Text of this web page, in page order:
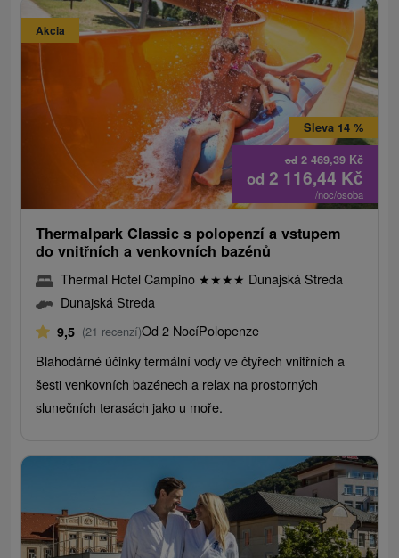
Akcia
od2 469,39Kč
Sleva 14 %
od 2 116,44 Kč
/noc/osoba
Thermalpark Classic s polopenzí a vstupem
do vnitřních a venkovních bazénů
Thermal Hotel Campino ★★★★ Dunajská Streda
Dunajská Streda
9,5 (21 recenzí)Od 2 NocíPolopenze
Blahodárné účinky termální vody ve čtyřech vnitřních a
šesti venkovních bazénech a relax na prostorných
slunečních terasách jako u moře.